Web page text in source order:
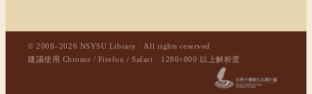
© 2008–2026 NSYSU Library · All rights reserved
建議使用 Chrome / Firefox / Safari · 1280×800 以上解析度